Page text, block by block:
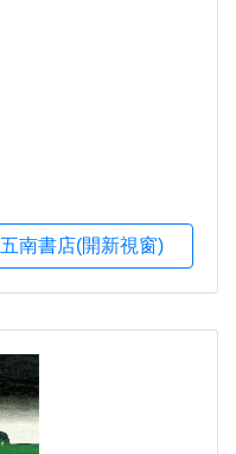
五南書店(開新視窗)